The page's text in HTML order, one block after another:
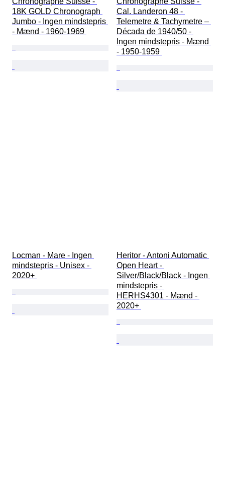
18K GOLD Chronograph
Jumbo - Ingen mindstepris
- Mænd - 1960-1969
Cal. Landeron 48 -
Telemetre & Tachymetre –
Década de 1940/50 -
Ingen mindstepris - Mænd
- 1950-1959
Locman - Mare - Ingen
mindstepris - Unisex -
2020+
Heritor - Antoni Automatic
Open Heart -
Silver/Black/Black - Ingen
mindstepris -
HERHS4301 - Mænd -
2020+